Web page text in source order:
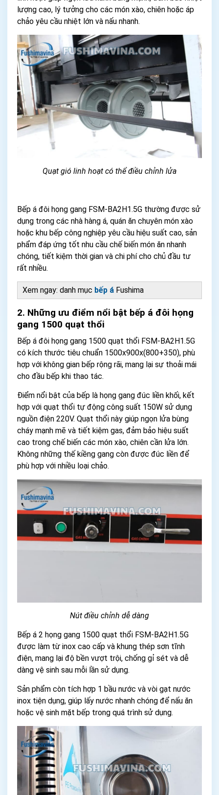
lượng cao, lý tưởng cho các món xào, chiên hoặc áp
chảo yêu cầu nhiệt lớn và nấu nhanh.
Quạt gió linh hoạt có thể điều chỉnh lửa
Bếp á đôi họng gang FSM-BA2H1.5G thường được sử
dụng trong các nhà hàng á, quán ăn chuyên món xào
hoặc khu bếp công nghiệp yêu cầu hiệu suất cao, sản
phẩm đáp ứng tốt nhu cầu chế biến món ăn nhanh
chóng, tiết kiệm thời gian và chi phí cho chủ đầu tư
rất nhiều.
Xem ngay: danh mục bếp á Fushima
2. Những ưu điểm nổi bật bếp á đôi họng
gang 1500 quạt thổi
Bếp á đôi họng gang 1500 quạt thổi FSM-BA2H1.5G
có kích thước tiêu chuẩn 1500x900x(800+350), phù
hợp với không gian bếp rộng rãi, mang lại sự thoải mái
cho đầu bếp khi thao tác.
Điểm nổi bật của bếp là họng gang đúc liền khối, kết
hợp với quạt thổi tự động công suất 150W sử dụng
nguồn điện 220V. Quạt thổi này giúp ngọn lửa bùng
cháy mạnh mẽ và tiết kiệm gas, đảm bảo hiệu suất
cao trong chế biến các món xào, chiên cần lửa lớn.
Không những thế kiềng gang còn được đúc liền để
phù hợp với nhiều loại chảo.
Nút điều chỉnh dễ dàng
Bếp á 2 họng gang 1500 quạt thổi FSM-BA2H1.5G
được làm từ inox cao cấp và khung thép sơn tĩnh
điện, mang lại độ bền vượt trội, chống gỉ sét và dễ
dàng vệ sinh sau mỗi lần sử dụng.
Sản phẩm còn tích hợp 1 bầu nước và vòi gạt nước
inox tiện dụng, giúp lấy nước nhanh chóng để nấu ăn
hoặc vệ sinh mặt bếp trong quá trình sử dụng.